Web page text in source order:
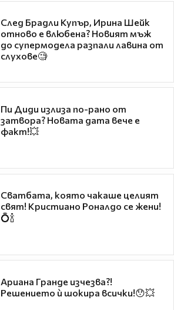
След Брадли Купър, Ирина Шейк
отново е влюбена? Новият мъж
до супермодела разпали лавина от
слухове🧐
Пи Диди излиза по-рано от
затвора? Новата дата вече е
факт!💥
Сватбата, която чакаше целият
свят! Кристиано Роналдо се жени!
💍🍾
Ариана Гранде изчезва?!
Решението ѝ шокира всички!😯💥